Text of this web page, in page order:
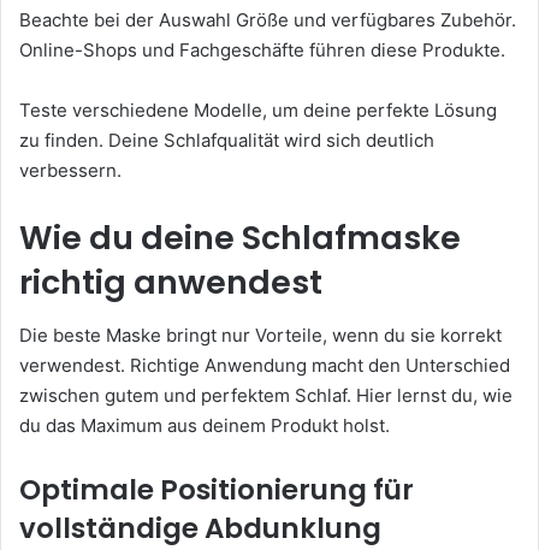
Beachte bei der Auswahl Größe und verfügbares Zubehör.
Online-Shops und Fachgeschäfte führen diese Produkte.
Teste verschiedene Modelle, um deine perfekte Lösung
zu finden. Deine Schlafqualität wird sich deutlich
verbessern.
Wie du deine Schlafmaske
richtig anwendest
Die beste Maske bringt nur Vorteile, wenn du sie korrekt
verwendest. Richtige Anwendung macht den Unterschied
zwischen gutem und perfektem Schlaf. Hier lernst du, wie
du das Maximum aus deinem Produkt holst.
Optimale Positionierung für
vollständige Abdunklung